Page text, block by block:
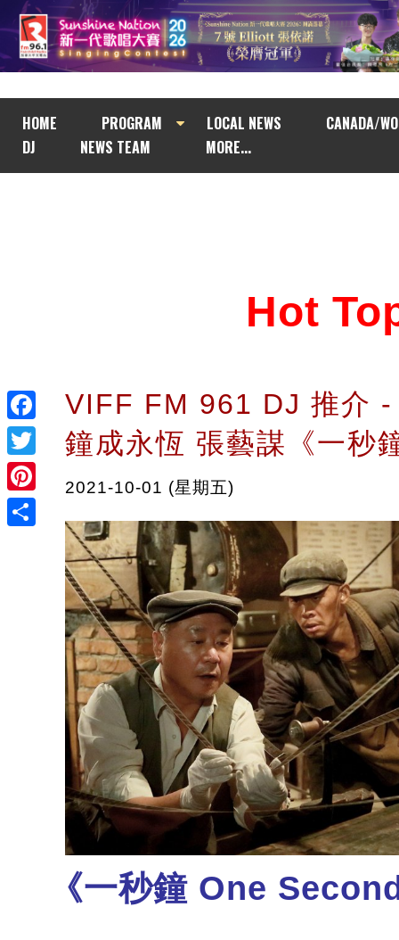
HOME PROGRAM LOCAL NEWS
CANADA/
DJ
NEWS TEAM MORE...
Facebook
Twitter
Pinterest
Hot
VIFF FM 961 DJ 推介 -
鐘成永恆 張藝謀《一秒
2021-10-01 (星期五)
《一秒鐘 One